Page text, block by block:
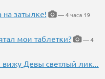
на затылке!
— 4 часа 19
мои таблетки?
— 4
Девы светлый лик...